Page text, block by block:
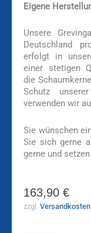
Eigene
Unsere
Deutschland
erfolgt in
einer stetigen
die
Schutz
verwenden wir
Sie wünschen
Sie sich gerne
gerne und
163,90 €
zzgl. Versandkosten